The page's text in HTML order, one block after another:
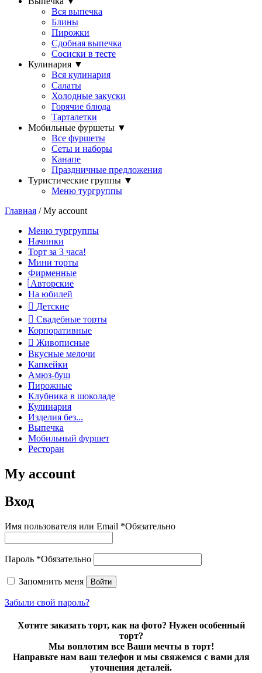
Вся выпечка
Блины
Пирожки
Сдобная выпечка
Сосиски в тесте
Кулинария ▼
Вся кулинария
Салаты
Холодные закуски
Горячие блюда
Тарталетки
Мобильные фуршеты ▼
Все фуршеты
Сеты и наборы
Канапе
Праздничные предложения
Туристические группы ▼
Меню тургруппы
Главная / My account
Меню тургруппы
Начинки
Торт за 3 часа!
Мини торты
Фирменные
Авторские
На юбилей
Детские
Свадебные торты
Корпоративные
Живописные
Вкусные мелочи
Капкейки
Амюз-буш
Пирожные
Клубника в шоколаде
Кулинария
Изделия без...
Выпечка
Мобильный фуршет
Ресторан
My account
Вход
Имя пользователя или Email *Обязательно
Пароль *Обязательно
Запомнить меня Войти
Забыли свой пароль?
Хотите заказать торт, как на фото? Нужен особенный
торт?
Мы воплотим все Ваши мечты в торт!
Направьте нам ваш телефон и мы свяжемся с вами для
уточнения деталей.